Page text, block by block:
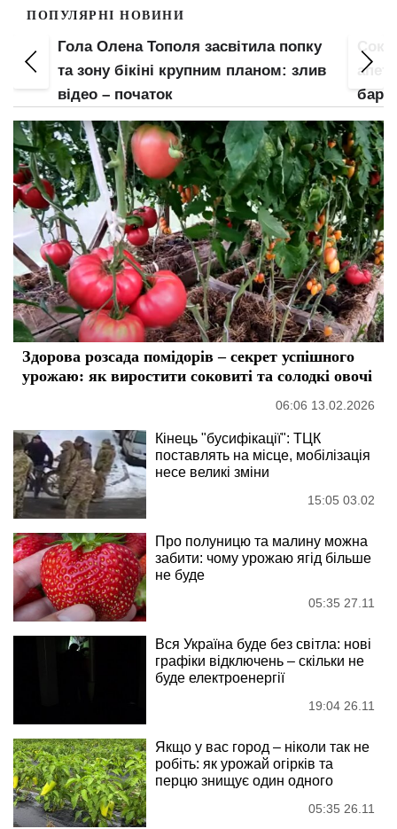
ПОПУЛЯРНІ НОВИНИ
Гола Олена Тополя засвітила попку
та зону бікіні крупним планом: злив
відео – початок
Здорова розсада помідорів – секрет успішного
урожаю: як виростити соковиті та солодкі овочі
06:06 13.02.2026
Кінець "бусифікації": ТЦК
поставлять на місце, мобілізація
несе великі зміни
15:05 03.02
Про полуницю та малину можна
забити: чому урожаю ягід більше
не буде
05:35 27.11
Вся Україна буде без світла: нові
графіки відключень – скільки не
буде електроенергії
19:04 26.11
Якщо у вас город – ніколи так не
робіть: як урожай огірків та
перцю знищує один одного
05:35 26.11